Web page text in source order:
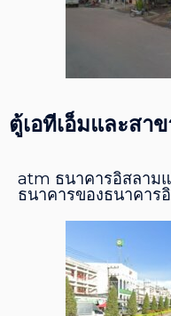
ตู้เอทีเอ็มและสา
atm ธนาคารอิสลามแ
ธนาคารของธนาคาร